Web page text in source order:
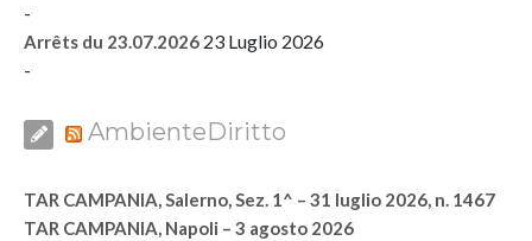
-
Arrêts du 23.07.2026 23 Luglio 2026
-
AmbienteDiritto
TAR CAMPANIA, Salerno, Sez. 1^ – 31 luglio 2026, n. 1467
TAR CAMPANIA, Napoli – 3 agosto 2026